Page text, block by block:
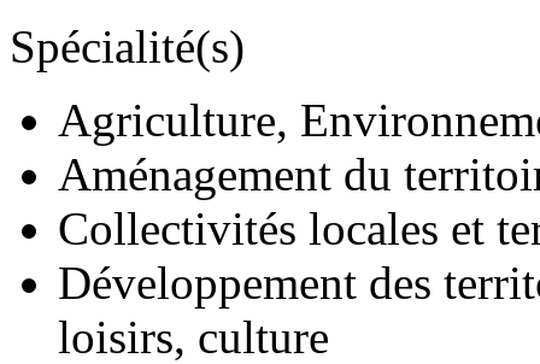
Spécialité(s)
Agriculture,
Aménagement du
Collectivités locales et
Développement des
loisirs, culture